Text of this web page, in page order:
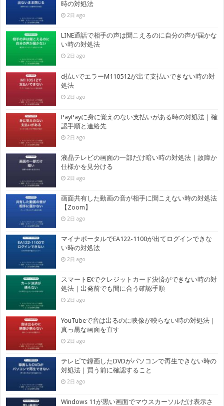
時の対処法
2日 ago
LINE通話で相手の声は聞こえるのに自分の声が届かな
い時の対処法
2日 ago
d払いでエラーM110512が出て支払いできない時の対
処法
2日 ago
PayPayに身に覚えのない支払いがある時の対処法｜確
認手順と連絡先
2日 ago
液晶テレビの画面の一部だけ暗い時の対処法｜故障か
仕様かを見分ける
2日 ago
画面共有した動画の音が相手に聞こえない時の対処法
【Zoom】
2日 ago
マイナポータルでEA122-1100が出てログインできな
い時の対処法
2日 ago
スマートEXでクレジットカード決済ができない時の対
処法｜出発前でも間に合う確認手順
2日 ago
YouTubeで音は出るのに映像が映らない時の対処法｜
真っ黒な画面を直す
2日 ago
テレビで録画したDVDがパソコンで再生できない時の
対処法｜買う前に確認すること
2日 ago
Windows 11が黒い画面でマウスカーソルだけ表示さ